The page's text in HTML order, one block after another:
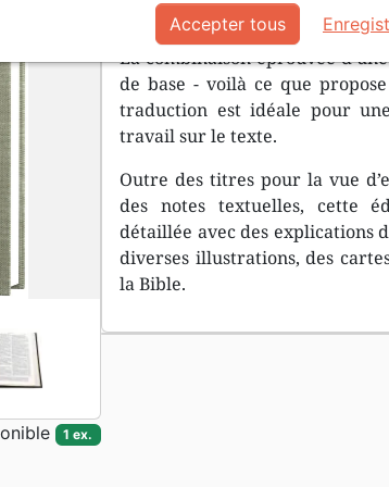
Description Détails du produit
La combinaison éprouvée
de base - voilà ce que
traduction est idéale pour
travail sur le texte.
Outre des titres pour la vue
des notes textuelles, cette
détaillée avec des explications
diverses illustrations, des
la Bible.
1 ex.
Accepter tous